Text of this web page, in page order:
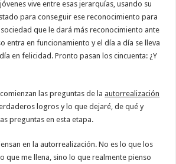
vive entre esas jerarquías, usando su
para conseguir ese reconocimiento para
que le dará más reconocimiento ante
entra en funcionamiento y el día a día se lleva
en felicidad. Pronto pasan los cincuenta: ¿Y
las preguntas de la autorrealización
logros y lo que dejaré, de qué y
preguntas en esta etapa.
en la autorrealización. No es lo que los
que me llena, sino lo que realmente pienso